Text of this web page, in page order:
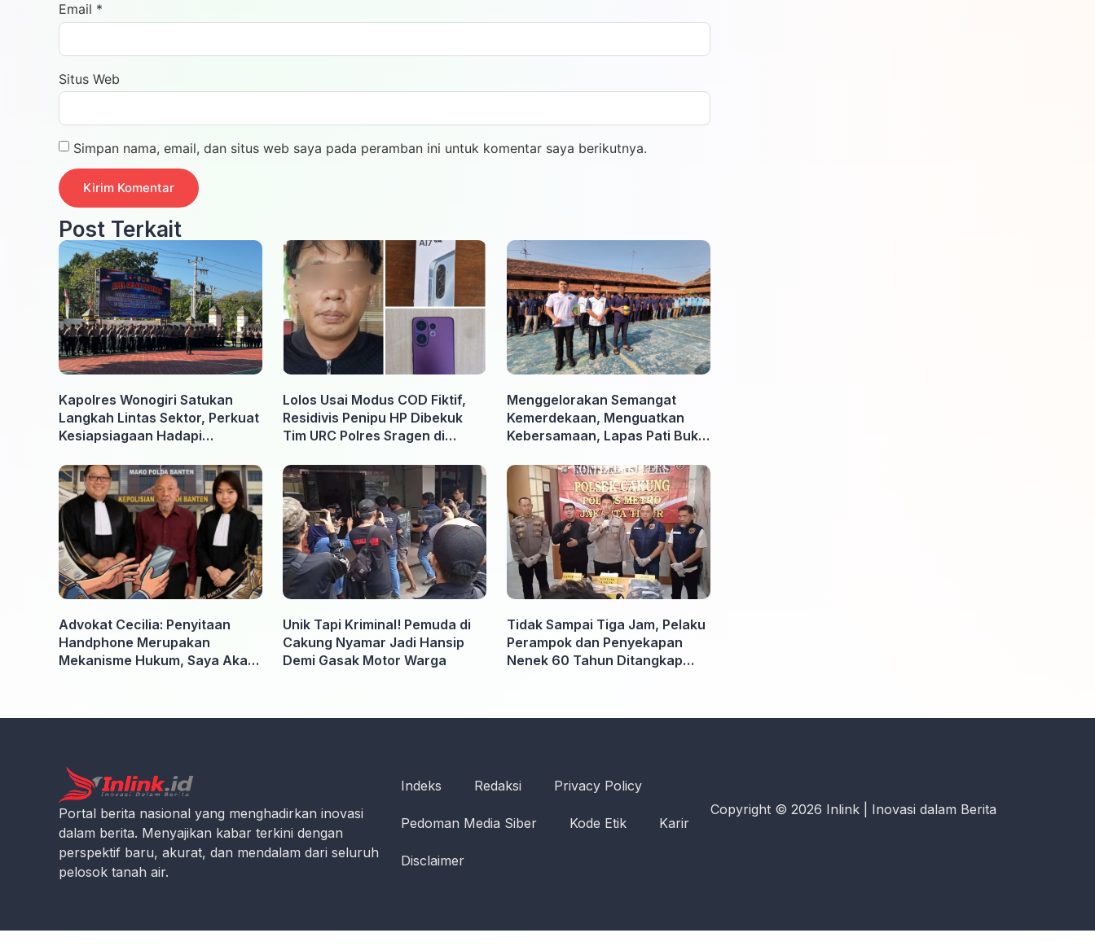
Email *
Situs Web
Simpan nama, email, dan situs web saya pada peramban ini untuk komentar saya berikutnya.
Post Terkait
Kapolres Wonogiri Satukan
Langkah Lintas Sektor, Perkuat
Kesiapsiagaan Hadapi
Lolos Usai Modus COD Fiktif,
Residivis Penipu HP Dibekuk
Tim URC Polres Sragen di
Menggelorakan Semangat
Kemerdekaan, Menguatkan
Kebersamaan, Lapas Pati Buka
Warga Binaan Antusias Ikuti
Berbagai Perlombaan
Advokat Cecilia: Penyitaan
Handphone Merupakan
Mekanisme Hukum, Saya Akan
Unik Tapi Kriminal! Pemuda di
Cakung Nyamar Jadi Hansip
Demi Gasak Motor Warga
Tidak Sampai Tiga Jam, Pelaku
Perampok dan Penyekapan
Nenek 60 Tahun Ditangkap
Portal berita nasional yang menghadirkan inovasi
dalam berita. Menyajikan kabar terkini dengan
perspektif baru, akurat, dan mendalam dari seluruh
pelosok tanah air.
Indeks Redaksi Privacy Policy
Pedoman Media Siber Kode Etik Karir
Disclaimer
Copyright © 2026 Inlink | Inovasi dalam Berita